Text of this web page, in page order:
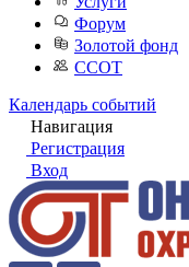
Форум
Золотой фонд
ССОТ
Календарь событий
Навигация
Регистрация
Вход